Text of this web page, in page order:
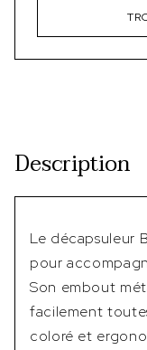
Description
Le décapsuleur
pour
Son embout
facilement
coloré et